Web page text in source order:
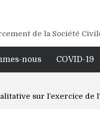
N° 012 sur le
de la Société
nous COVID-19
sur l’exercice